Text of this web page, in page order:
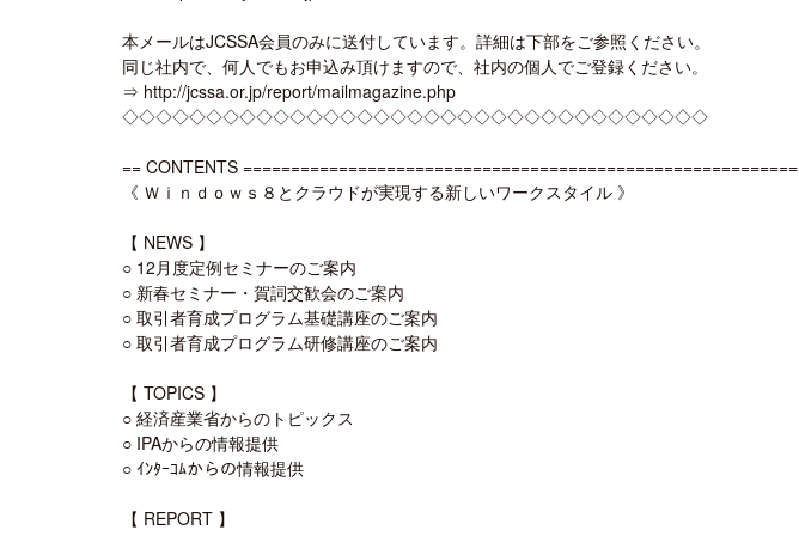
本メールはJCSSA会員のみに送付しています。詳細は下部をご参照ください。
同じ社内で、何人でもお申込み頂けますので、社内の個人でご登録ください。
⇒ http://jcssa.or.jp/report/mailmagazine.php
◇◇◇◇◇◇◇◇◇◇◇◇◇◇◇◇◇◇◇◇◇◇◇◇◇◇◇◇◇◇◇◇◇◇◇
== CONTENTS ==========================================================
《 Ｗｉｎｄｏｗｓ８とクラウドが実現する新しいワークスタイル 》
【 NEWS 】
○ 12月度定例セミナーのご案内
○ 新春セミナー・賀詞交歓会のご案内
○ 取引者育成プログラム基礎講座のご案内
○ 取引者育成プログラム研修講座のご案内
【 TOPICS 】
○ 経済産業省からのトピックス
○ IPAからの情報提供
○ ｲﾝﾀｰｺﾑからの情報提供
【 REPORT 】